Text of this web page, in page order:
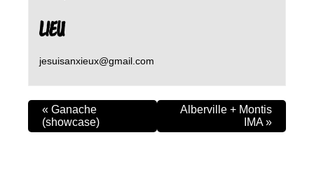
LIEU
jesuisanxieux@gmail.com
« Ganache
(showcase)
Alberville + Montis
IMA»